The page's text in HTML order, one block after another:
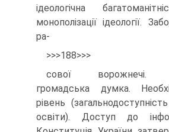
ідеологічна
монополізації ідеології.
ра-
>>>188>>>
сової ворожнечі.
громадська думка.
рівень
освіти). Доступ до